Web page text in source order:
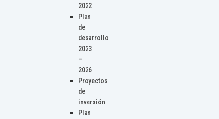
2022
Plan
de
desarrollo
2023
–
2026
Proyectos
de
inversión
Plan